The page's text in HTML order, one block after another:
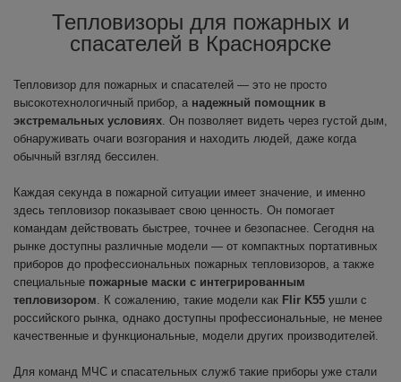
Тепловизоры для пожарных и
спасателей в Красноярске
Тепловизор для пожарных и спасателей — это не просто
высокотехнологичный прибор, а надежный помощник в
экстремальных условиях. Он позволяет видеть через густой дым,
обнаруживать очаги возгорания и находить людей, даже когда
обычный взгляд бессилен.
Каждая секунда в пожарной ситуации имеет значение, и именно
здесь тепловизор показывает свою ценность. Он помогает
командам действовать быстрее, точнее и безопаснее. Сегодня на
рынке доступны различные модели — от компактных портативных
приборов до профессиональных пожарных тепловизоров, а также
специальные пожарные маски с интегрированным
тепловизором. К сожалению, такие модели как Flir K55 ушли с
российского рынка, однако доступны профессиональные, не менее
качественные и функциональные, модели других производителей.
Для команд МЧС и спасательных служб такие приборы уже стали